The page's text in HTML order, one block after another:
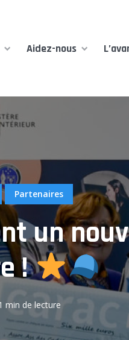
Aidez-nous
Partenaires
un
!
min de lecture